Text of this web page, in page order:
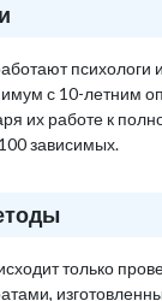
психологи
с 10-летним
их работе к
зависимых.
только